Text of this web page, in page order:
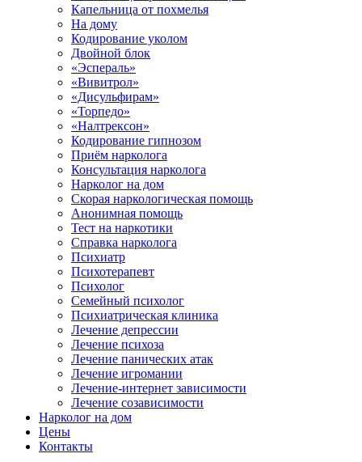
Капельница от похмелья
На дому
Кодирование уколом
Двойной блок
«Эспераль»
«Вивитрол»
«Дисульфирам»
«Торпедо»
«Налтрексон»
Кодирование гипнозом
Приём нарколога
Консультация нарколога
Нарколог на дом
Скорая наркологическая помощь
Анонимная помощь
Тест на наркотики
Справка нарколога
Психиатр
Психотерапевт
Психолог
Семейный психолог
Психиатрическая клиника
Лечение депрессии
Лечение психоза
Лечение панических атак
Лечение игромании
Лечение-интернет зависимости
Лечение созависимости
Нарколог на дом
Цены
Контакты